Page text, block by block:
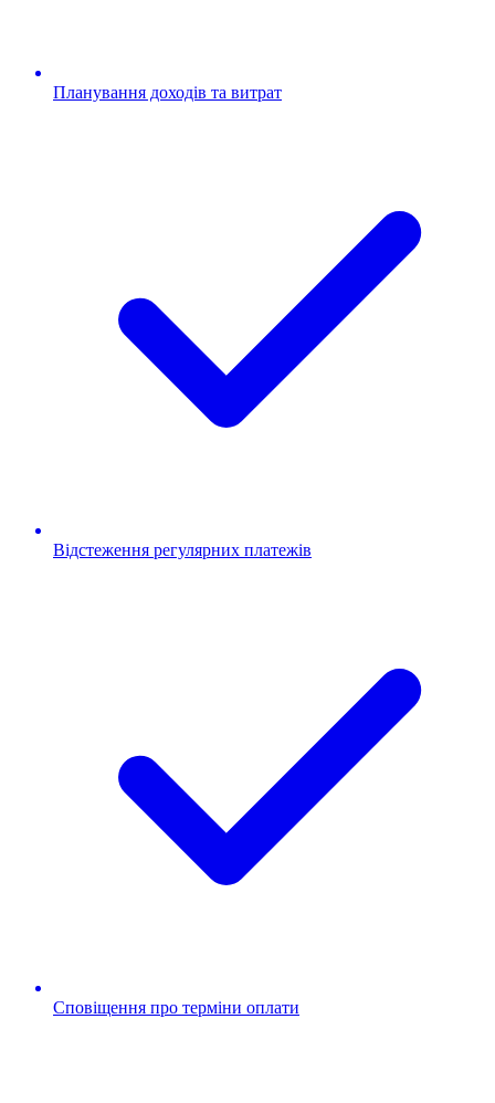
Планування доходів та витрат
Відстеження регулярних платежів
Сповіщення про терміни оплати